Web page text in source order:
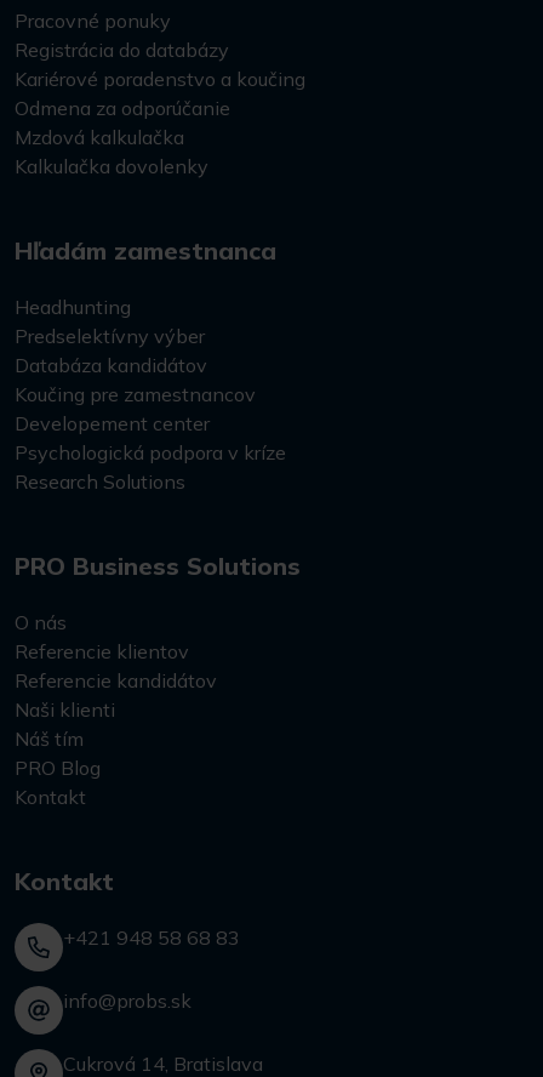
Pracovné ponuky
Registrácia do databázy
Kariérové poradenstvo a koučing
Odmena za odporúčanie
Mzdová kalkulačka
Kalkulačka dovolenky
Hľadám zamestnanca
Headhunting
Predselektívny výber
Databáza kandidátov
Koučing pre zamestnancov
Developement center
Psychologická podpora v kríze
Research Solutions
PRO Business Solutions
O nás
Referencie klientov
Referencie kandidátov
Naši klienti
Náš tím
PRO Blog
Kontakt
Kontakt
+421 948 58 68 83
info@probs.sk
Cukrová 14, Bratislava